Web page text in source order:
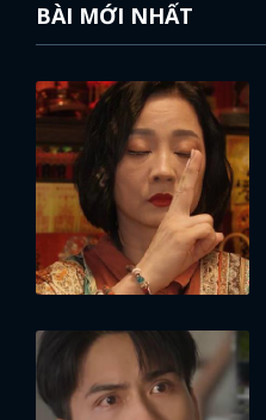
BÀI MỚI NHẤT